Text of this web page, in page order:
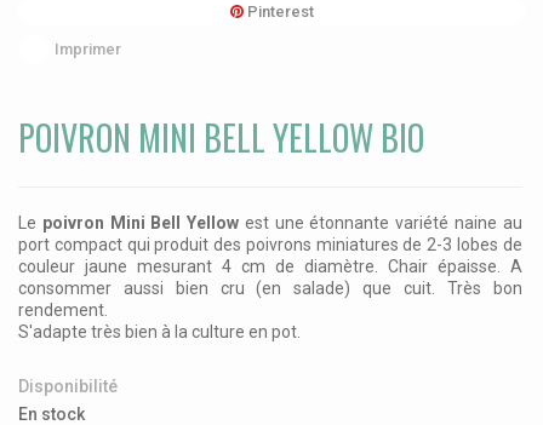
Pinterest
Imprimer
POIVRON MINI BELL YELLOW BIO
Le poivron Mini Bell Yellow est une étonnante variété naine au
port compact qui produit des poivrons miniatures de 2-3 lobes de
couleur jaune mesurant 4 cm de diamètre. Chair épaisse. A
consommer aussi bien cru (en salade) que cuit. Très bon
rendement.
S'adapte très bien à la culture en pot.
Disponibilité
En stock